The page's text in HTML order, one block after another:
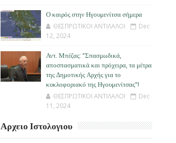
Ο καιρός στην Ηγουμενίτσα σήμερα
ΘΕΣΠΡΩΤΙΚΟΙ ΑΝΤΙΛΑΛΟΙ
Dec
12, 2024
Αντ. Μπέζας: "Σπασμωδικά,
αποσπασματικά και πρόχειρα, τα μέτρα
της Δημοτικής Αρχής για το
κυκλοφοριακό της Ηγουμενίτσας"!
ΘΕΣΠΡΩΤΙΚΟΙ ΑΝΤΙΛΑΛΟΙ
Dec
11, 2024
Αρχειο Ιστολογιου